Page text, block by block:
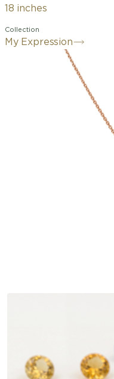
18 inches
Collection
My Expression